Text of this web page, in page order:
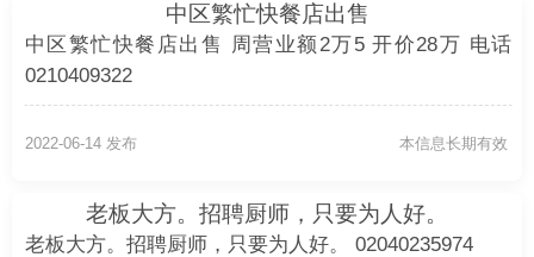
中区繁忙快餐店出售
中区繁忙快餐店出售 周营业额2万5 开价28万 电话
0210409322
本信息长期有效
2022-06-14 发布
老板大方。招聘厨师，只要为人好。
02040235974 微信号pac1318
老板大方。招聘厨师，只要为人好。 02040235974